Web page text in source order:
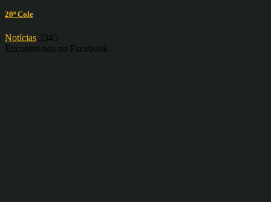
20º Cole
Notícias 3345
Encontre-nos no Facebook